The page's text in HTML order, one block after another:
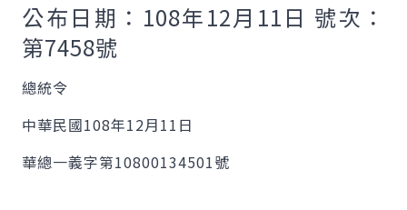
公布日期：108年12月11日 號次：
第7458號
總統令
中華民國108年12月11日
華總一義字第10800134501號